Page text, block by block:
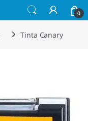
0
Tinta Canary